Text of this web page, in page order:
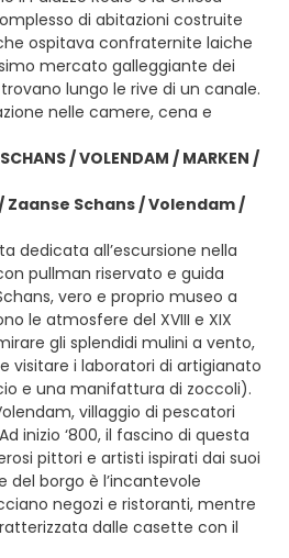
di abitazioni costruite
ospitava confraternite laiche
mercato galleggiante dei
lungo le rive di un canale.
nelle camere, cena e
/ VOLENDAM / MARKEN /
Schans / Volendam /
dedicata all’escursione nella
pullman riservato e guida
vero e proprio museo a
le atmosfere del XVIII e XIX
gli splendidi mulini a vento,
visitare i laboratori di artigianato
e una manifattura di zoccoli).
villaggio di pescatori
inizio ‘800, il fascino di questa
pittori e artisti ispirati dai suoi
del borgo è l’incantevole
negozi e ristoranti, mentre
dalle casette con il